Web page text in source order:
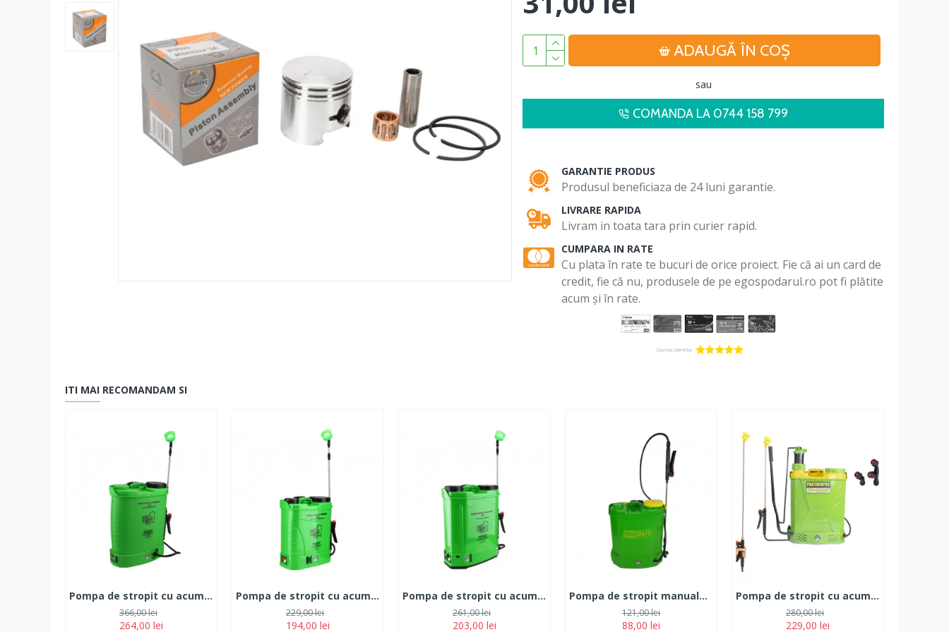
ADAUGĂ ÎN COŞ
sau
COMANDA LA 0744 158 799
GARANTIE PRODUS
Produsul beneficiaza de 24 luni garantie.
LIVRARE RAPIDA
Livram in toata tara prin curier rapid.
CUMPARA IN RATE
Cu plata în rate te bucuri de orice proiect. Fie că ai un card de
credit, fie că nu, produsele de pe egospodarul.ro pot fi plătite
acum și în rate.
ITI MAI RECOMANDAM SI
Pompa de stropit cu acumulator 18L
264,00 lei
366,00 lei
Pompa de stropit cu acumulator Micul Fermier 12L
194,00 lei
229,00 lei
Pompa de stropit cu acumulator Micul Fermier 16L
203,00 lei
261,00 lei
Pompa de stropit manuala, PROCRAFT SM-16L
88,00 lei
121,00 lei
Pompa de stropit cu acumulator 2 in 1 PARTNER PRO PP16BM, 16L
229,00 lei
280,00 lei